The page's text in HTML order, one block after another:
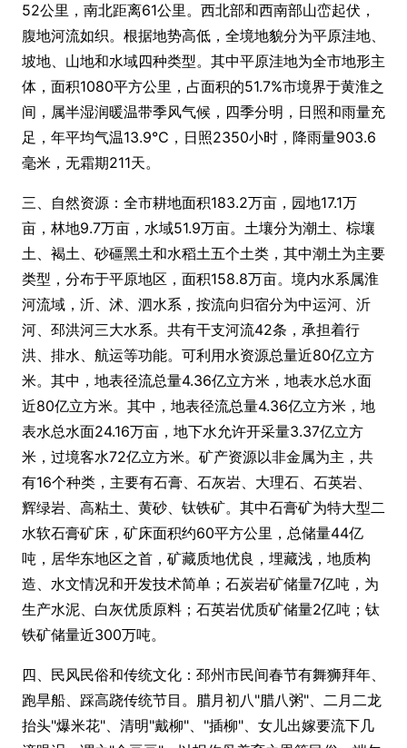
52公里，南北距离61公里。西北部和西南部山峦起伏，
腹地河流如织。根据地势高低，全境地貌分为平原洼地、
坡地、山地和水域四种类型。其中平原洼地为全市地形主
体，面积1080平方公里，占面积的51.7%市境界于黄淮之
间，属半湿润暖温带季风气候，四季分明，日照和雨量充
足，年平均气温13.9℃，日照2350小时，降雨量903.6
毫米，无霜期211天。
三、自然资源：全市耕地面积183.2万亩，园地17.1万
亩，林地9.7万亩，水域51.9万亩。土壤分为潮土、棕壤
土、褐土、砂礓黑土和水稻土五个土类，其中潮土为主要
类型，分布于平原地区，面积158.8万亩。境内水系属淮
河流域，沂、沭、泗水系，按流向归宿分为中运河、沂
河、邳洪河三大水系。共有干支河流42条，承担着行
洪、排水、航运等功能。可利用水资源总量近80亿立方
米。其中，地表径流总量4.36亿立方米，地表水总水面
近80亿立方米。其中，地表径流总量4.36亿立方米，地
表水总水面24.16万亩，地下水允许开采量3.37亿立方
米，过境客水72亿立方米。矿产资源以非金属为主，共
有16个种类，主要有石膏、石灰岩、大理石、石英岩、
辉绿岩、高粘土、黄砂、钛铁矿。其中石膏矿为特大型二
水软石膏矿床，矿床面积约60平方公里，总储量44亿
吨，居华东地区之首，矿藏质地优良，埋藏浅，地质构
造、水文情况和开发技术简单；石炭岩矿储量7亿吨，为
生产水泥、白灰优质原料；石英岩优质矿储量2亿吨；钛
铁矿储量近300万吨。
四、民风民俗和传统文化：邳州市民间春节有舞狮拜年、
跑旱船、踩高跷传统节目。腊月初八"腊八粥"、二月二龙
抬头"爆米花"、清明"戴柳"、"插柳"、女儿出嫁要流下几